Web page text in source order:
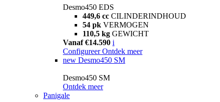
Desmo450 EDS
449,6 cc CILINDERINDHOUD
54 pk VERMOGEN
110,5 kg GEWICHT
Vanaf €14.590 i
Configureer Ontdek meer
new Desmo450 SM
Desmo450 SM
Ontdek meer
Panigale